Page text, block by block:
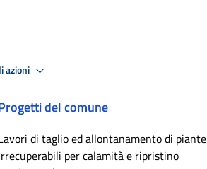
azioni
del comune
di taglio ed allontanamento di piante
per calamità e ripristino